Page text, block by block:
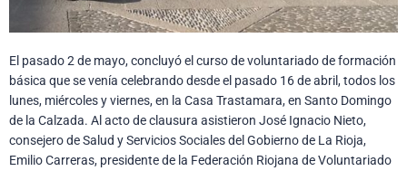
El pasado 2 de mayo, concluyó el curso de voluntariado de formación
básica que se venía celebrando desde el pasado 16 de abril, todos los
lunes, miércoles y viernes, en la Casa Trastamara, en Santo Domingo
de la Calzada. Al acto de clausura asistieron José Ignacio Nieto,
consejero de Salud y Servicios Sociales del Gobierno de La Rioja,
Emilio Carreras, presidente de la Federación Riojana de Voluntariado